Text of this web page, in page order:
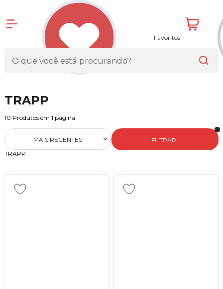
Favoritos
TRAPP
10 Produtos em 1 página
FILTRAR
MAIS RECENTES
TRAPP